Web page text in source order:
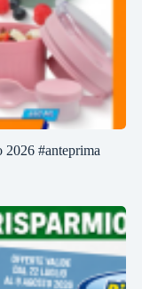
#anteprima